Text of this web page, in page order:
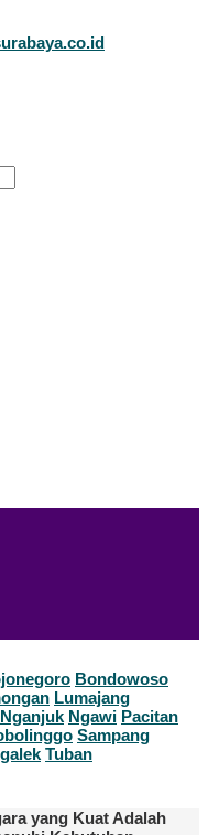
Bondowoso
Lumajang
Nganjuk Ngawi Pacitan
Sampang
Tuban
yang Kuat Adalah